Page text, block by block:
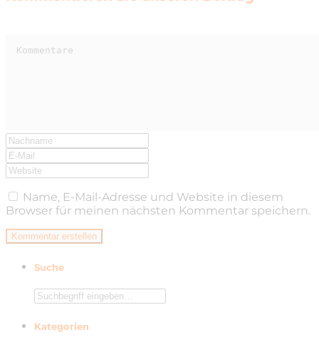
Name, E-Mail-Adresse und Website in diesem
Browser für meinen nächsten Kommentar speichern.
Suche
Kategorien